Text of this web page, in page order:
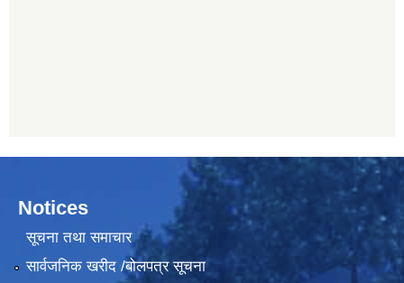
Notices
सूचना तथा समाचार
सार्वजनिक खरीद /बोलपत्र सूचना